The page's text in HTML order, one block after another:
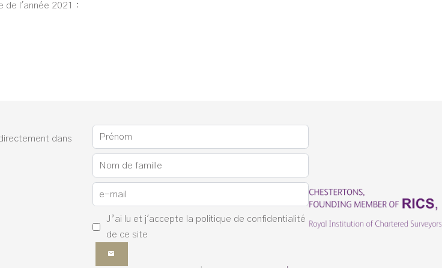
de l'année 2021 :
dans
J’ai lu et j'accepte la politique de confidentialité
de ce site